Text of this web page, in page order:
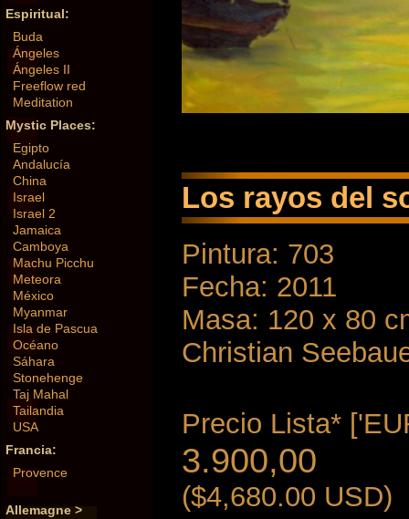
Espiritual:
Buda
Ángeles
Ángeles II
Freeflow red
Meditation
Mystic Places:
Egipto
Andalucía
China
Israel
Israel 2
Jamaica
Camboya
Machu Picchu
Meteora
México
Myanmar
Isla de Pascua
Océano
Sáhara
Stonehenge
Taj Mahal
Tailandia
USA
Francia:
Provence
Allemagne >
Los rayos del
Pintura: 703
Fecha: 2011
Masa: 120 x 80
Christian
Precio Lista*
3.900,00
($4,680.00 USD)